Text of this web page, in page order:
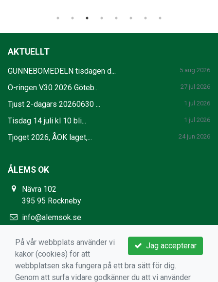
AKTUELLT
GUNNEBOMEDELN tisdagen d... 5 aug 2026
O-ringen V30 2026 Göteb... 27 jul 2026
Tjust 2-dagars 20260630 ... 1 jul 2026
Tisdag 14 juli kl 10 bli... 1 jul 2026
Tjoget 2026, ÅOK laget,... 24 jun 2026
ÅLEMS OK
Nävra 102
395 95 Rockneby
info@alemsok.se
Jag accepterar
På vår webbplats använder vi
kakor (cookies) för att
webbplatsen ska fungera på ett bra sätt för dig.
Genom att surfa vidare godkänner du att vi använder